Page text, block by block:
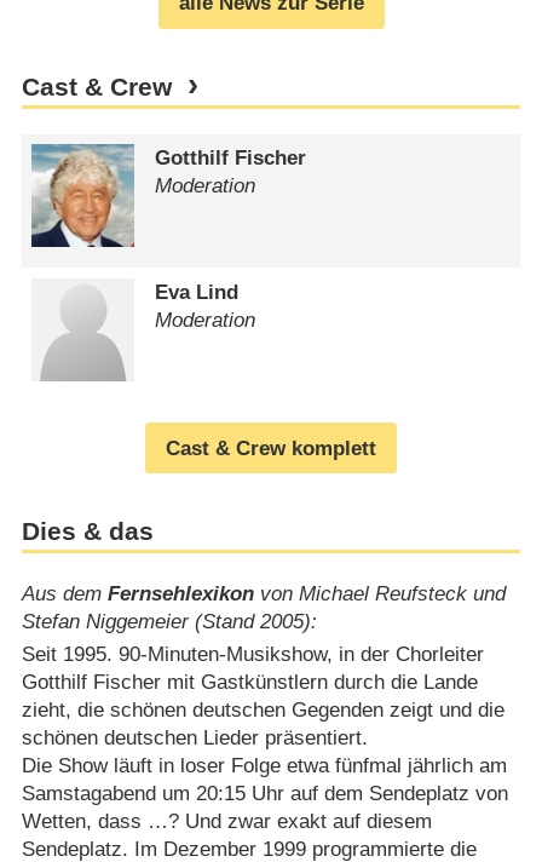
Cast & Crew
Gotthilf Fischer
Moderation
Eva Lind
Moderation
Cast & Crew komplett
Dies & das
Aus dem Fernsehlexikonvon Michael Reufsteck und
Stefan Niggemeier (Stand 2005):
Seit 1995. 90-Minuten-Musikshow, in der Chorleiter
Gotthilf Fischer mit Gastkünstlern durch die Lande
zieht, die schönen deutschen Gegenden zeigt und die
schönen deutschen Lieder präsentiert.
Die Show läuft in loser Folge etwa fünfmal jährlich am
Samstagabend um 20:15 Uhr auf dem Sendeplatz von
Wetten, dass …? Und zwar exakt auf diesem
Sendeplatz. Im Dezember 1999 programmierte die